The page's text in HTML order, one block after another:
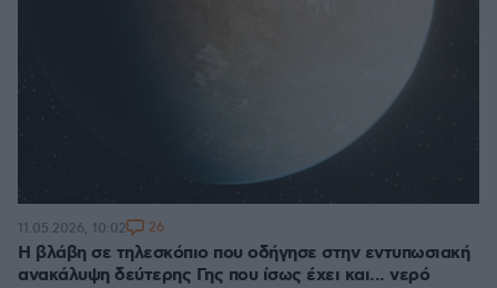
Η βλάβη σε τηλεσκόπιο που οδήγησε στην εντυπωσιακή
ανακάλυψη δεύτερης Γης που ίσως έχει και... νερό
11.05.2026, 10:02 26